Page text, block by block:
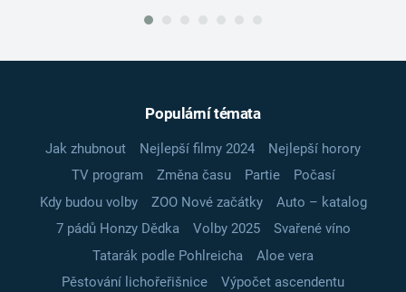
Populární témata
Jak zhubnout Nejlepší filmy 2024
Nejlepší horory
TV program
Změna času Partie
Počasí
Kdy budou volby
ZOO Nové začátky
Auto – katalog
7 pádů Honzy Dědka
Volby 2025
Svařené víno
Tatarák podle Pohlreicha
Aloe vera
Pěstování lichořeřišnice
Výpočet ascendentu